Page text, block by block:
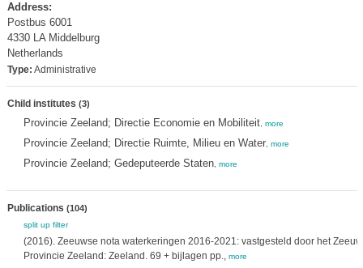
Address:
Postbus 6001
4330 LA Middelburg
Netherlands
Type: Administrative
Child institutes (3)
Provincie Zeeland; Directie Economie en Mobiliteit, more
Provincie Zeeland; Directie Ruimte, Milieu en Water, more
Provincie Zeeland; Gedeputeerde Staten, more
Publications (104)
split up filter
(2016). Zeeuwse nota waterkeringen 2016-2021: vastgesteld door het
Provincie Zeeland: Zeeland. 69 + bijlagen pp., more